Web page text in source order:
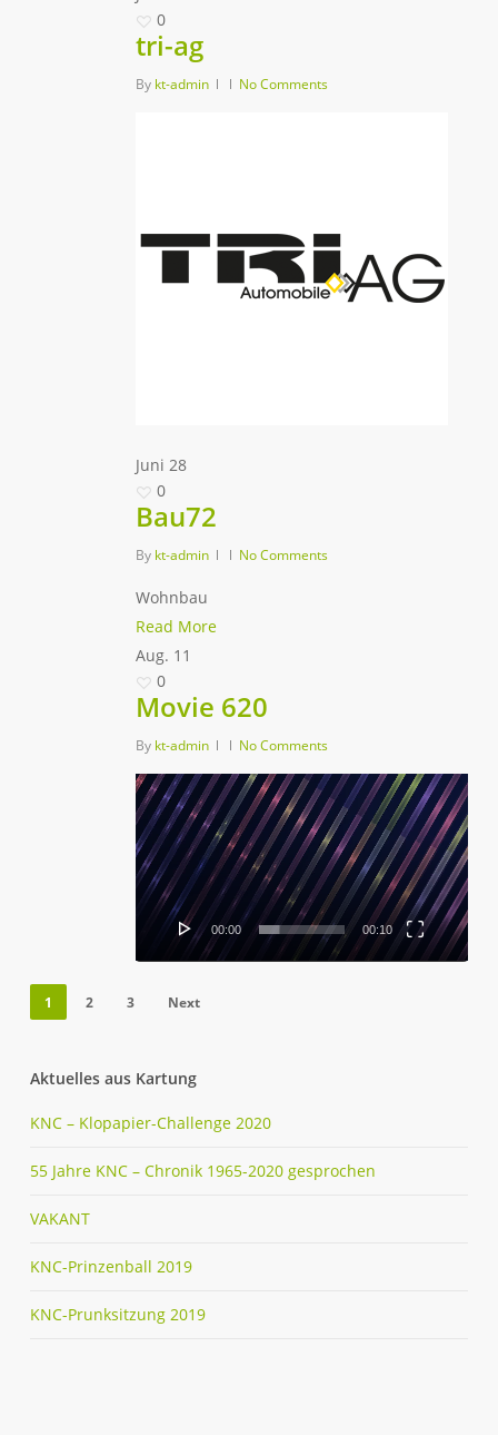
0
tri-ag
By kt-admin No Comments
Juni 28
0
Bau72
By kt-admin No Comments
Wohnbau
Read More
Aug. 11
0
Movie 620
By kt-admin No Comments
Video-
Player
00:00 00:10
1 2 3 Next
Aktuelles aus Kartung
KNC – Klopapier-Challenge 2020
55 Jahre KNC – Chronik 1965-2020 gesprochen
VAKANT
KNC-Prinzenball 2019
KNC-Prunksitzung 2019